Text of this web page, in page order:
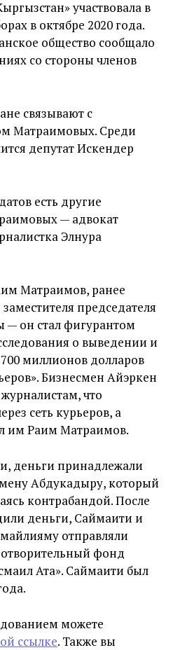
участвовала в
в октябре 2020 года.
общество сообщало
со стороны членов
связывают с
Матраимовых. Среди
депутат Искендер
есть другие
— адвокат
Элнура
Матраимов, ранее
председателя
— он стал фигурантом
о выведении и
миллионов долларов
Бизнесмен Айэркен
что
сеть курьеров, а
им Раим Матраимов.
деньги принадлежали
Абдукадыру, который
контрабандой. После
деньги, Саймаити и
отправляли
фонд
Ата». Саймаити был
можете
ссылке. Также вы